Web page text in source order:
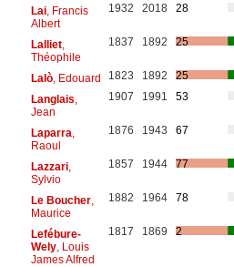
Lai, Francis
Albert
1932 2018 28
Lalliet,
Théophile
1837 1892 25
Lalò, Edouard 1823 1892
25
Langlais
Jean
1907 1991 53
Laparra
Raoul
1876 1943 67
Lazzari,
Sylvio
1857 1944 77
Le Boucher,
Maurice
1882 1964 78
Lefébure-
Wely, Louis
James Alfred
1817 1869 2